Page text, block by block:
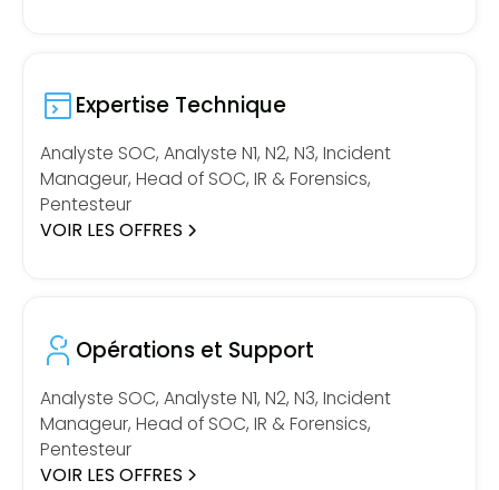
Expertise Technique
Analyste SOC, Analyste N1, N2, N3, Incident
Manageur, Head of SOC, IR & Forensics,
Pentesteur
VOIR LES OFFRES
Opérations et Support
Analyste SOC, Analyste N1, N2, N3, Incident
Manageur, Head of SOC, IR & Forensics,
Pentesteur
VOIR LES OFFRES